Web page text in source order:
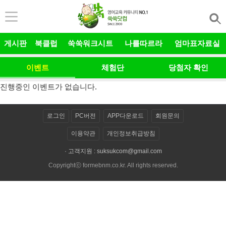
게시판 북클럽 쑥쑥워크시트 나를따르라 엄마표자료실
이벤트 체험단 당첨자 확인
진행중인 이벤트가 없습니다.
로그인 PC버전 APP다운로드 회원문의
이용약관 개인정보취급방침
· 고객지원 : suksukcom@gmail.com
Copyrightⓒ formebnm.co.kr. All rights reserved.